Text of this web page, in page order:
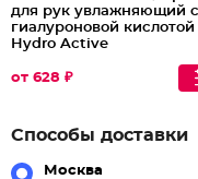
для рук увлажняющий с
гиалуроновой кислотой
Hydro Active
от 628 ₽
Способы доставки
Москва